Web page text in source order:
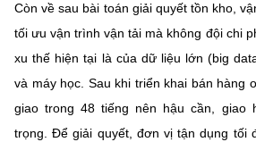
Còn về sau bài toán giải quyết tồn kho,
tối ưu vận trình vận tải mà không đội chi
xu thế hiện tại là của dữ liệu lớn (big
và máy học. Sau khi triển khai bán hàng
giao trong 48 tiếng nên hậu cần, giao
trọng. Để giải quyết, đơn vị tận dụng tối